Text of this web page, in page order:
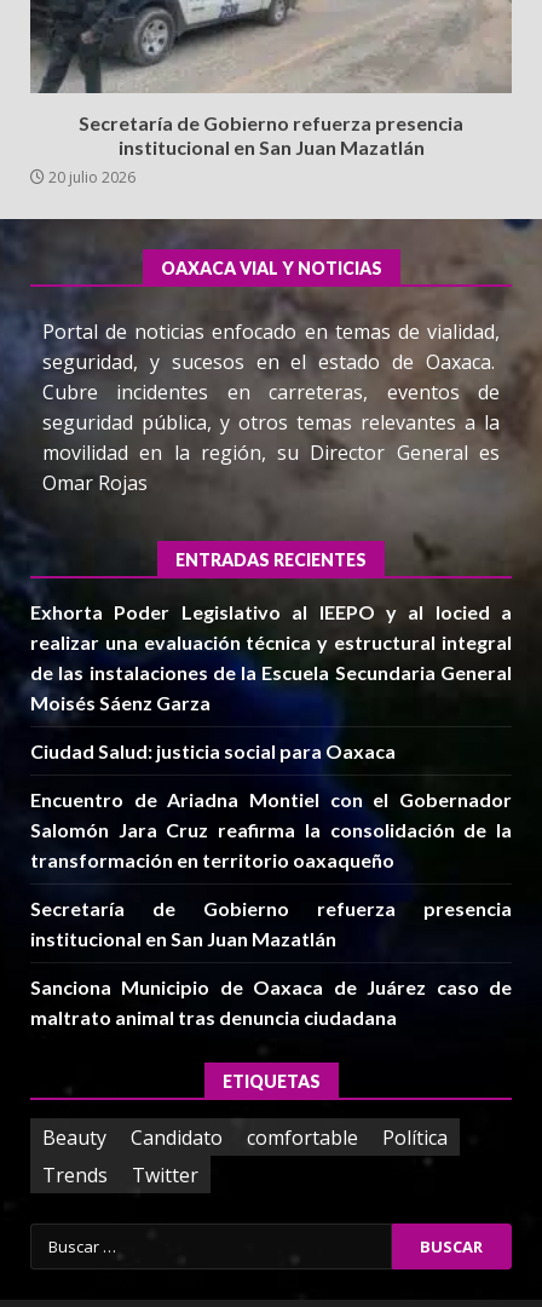
Secretaría de Gobierno refuerza presencia
institucional en San Juan Mazatlán
20 julio 2026
OAXACA VIAL Y NOTICIAS
Portal de noticias enfocado en temas de vialidad,
seguridad, y sucesos en el estado de Oaxaca.
Cubre incidentes en carreteras, eventos de
seguridad pública, y otros temas relevantes a la
movilidad en la región, su Director General es
Omar Rojas
ENTRADAS RECIENTES
Exhorta Poder Legislativo al IEEPO y al Iocied a
realizar una evaluación técnica y estructural integral
de las instalaciones de la Escuela Secundaria General
Moisés Sáenz Garza
Ciudad Salud: justicia social para Oaxaca
Encuentro de Ariadna Montiel con el Gobernador
Salomón Jara Cruz reafirma la consolidación de la
transformación en territorio oaxaqueño
Secretaría de Gobierno refuerza presencia
institucional en San Juan Mazatlán
Sanciona Municipio de Oaxaca de Juárez caso de
maltrato animal tras denuncia ciudadana
ETIQUETAS
Beauty Candidato comfortable
Política
Trends
Twitter
Buscar: